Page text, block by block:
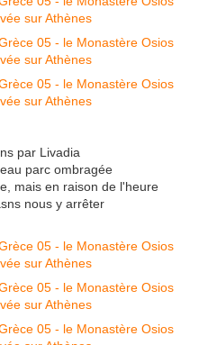
par Livadia
parc ombragée
mais en raison de l'heure
nous y arrêter